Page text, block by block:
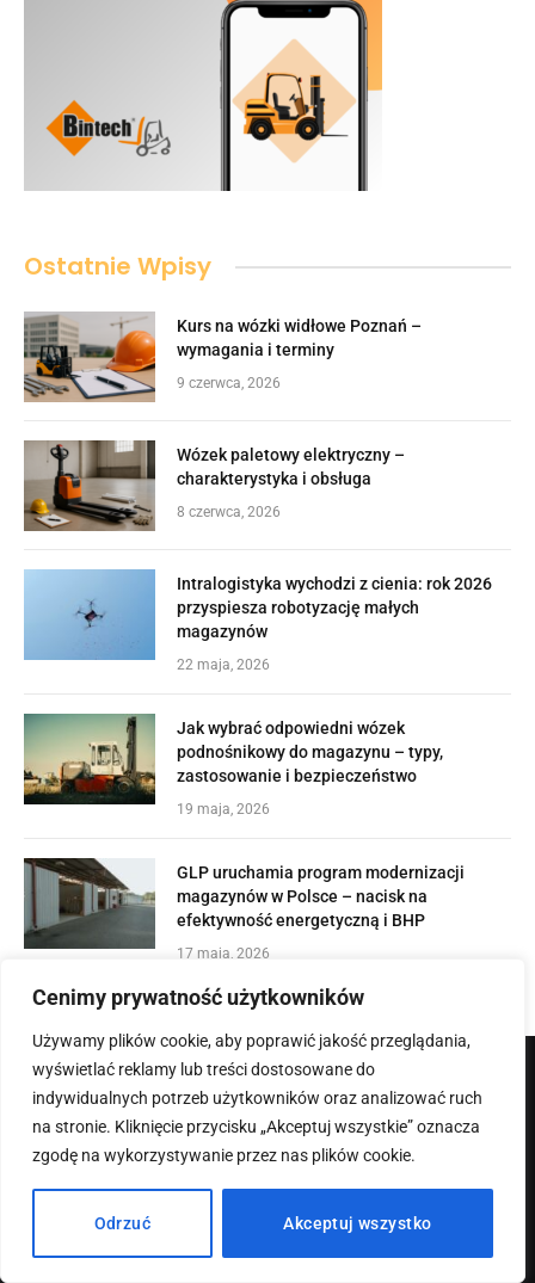
Cenimy prywatność użytkowników
Używamy plików cookie, aby poprawić jakość przeglądania,
wyświetlać reklamy lub treści dostosowane do
indywidualnych potrzeb użytkowników oraz analizować ruch
na stronie. Kliknięcie przycisku „Akceptuj wszystkie” oznacza
zgodę na wykorzystywanie przez nas plików cookie.
Odrzuć Akceptuj wszystko
Ostatnie Wpisy
Kurs na wózki widłowe Poznań –
wymagania i terminy
9 czerwca, 2026
Wózek paletowy elektryczny –
charakterystyka i obsługa
8 czerwca, 2026
Intralogistyka wychodzi z cienia: rok 2026
przyspiesza robotyzację małych
magazynów
22 maja, 2026
Jak wybrać odpowiedni wózek
podnośnikowy do magazynu – typy,
zastosowanie i bezpieczeństwo
19 maja, 2026
GLP uruchamia program modernizacji
magazynów w Polsce – nacisk na
efektywność energetyczną i BHP
17 maja, 2026
Widlowe-Wozki